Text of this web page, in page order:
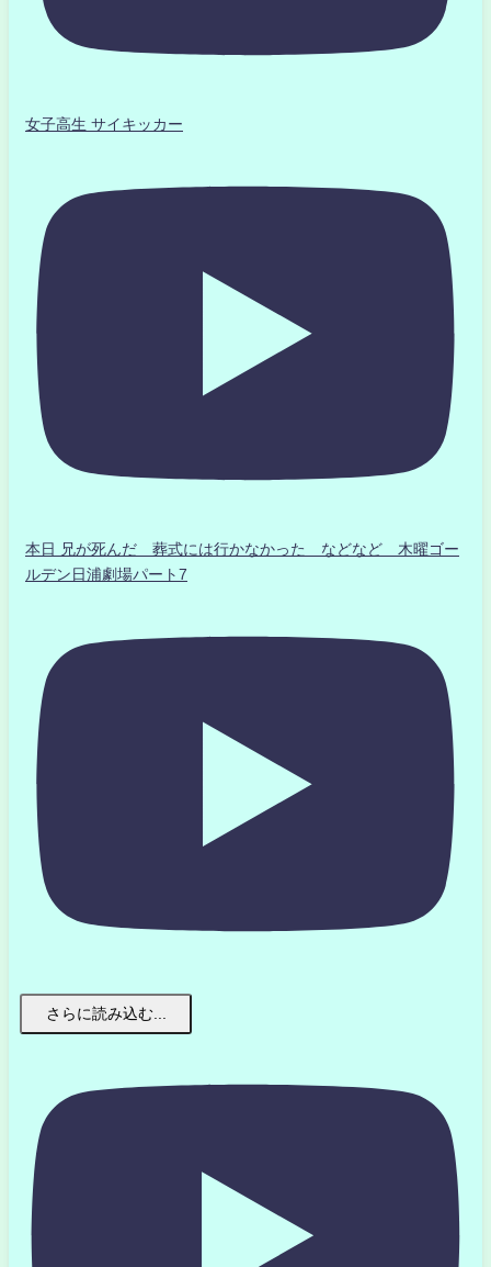
女子高生 サイキッカー
本日 兄が死んだ 葬式には行かなかった などなど 木曜ゴー
ルデン日浦劇場パート7
さらに読み込む...